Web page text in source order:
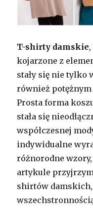
T-shirty damskie
kojarzone z
stały się nie tylko
również
Prosta forma
stała się
współczesnej
indywidualne
różnorodne
artykule
shirtów damskich,